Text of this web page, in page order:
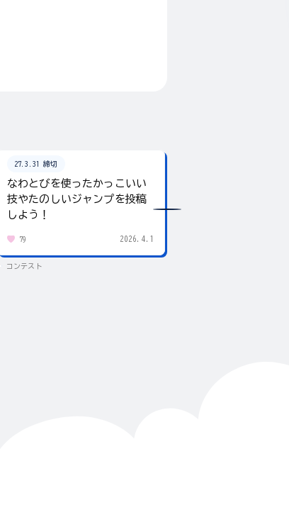
27.3.31 締切
なわとびを使ったかっこいい
技やたのしいジャンプを投稿
しよう！
79 2026.4.1
コンテスト